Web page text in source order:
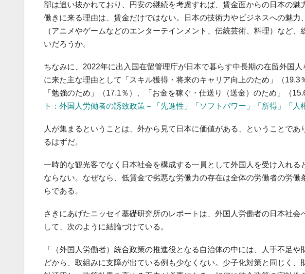
部は追い抜かれており、円安の継続を考慮すれば、賃金面からの日本の魅
働きに来る理由は、賃金だけではない。日本の技術力やビジネスへの魅力
（アニメやゲームなどのエンターテインメント、伝統芸術、料理）など
いだろうか。
ちなみに、2022年に出入国在留管理庁が日本で暮らす中長期の在留外国
に来た主な理由として「スキル獲得・将来のキャリア向上のため」（19.3
「勉強のため」（17.1％）、「お金を稼ぐ・仕送り（送金）のため」（
ト：外国人労働者の誘致政策－「先進性」「ソフトパワー」「所得」「人
人が集まるということは、外から見て日本に価値がある、ということで
るはずだ。
一時的な観光客でなく日本社会を構成する一員として外国人を受け入れ
ならない。なぜなら、低賃金で劣悪な労働力の存在は全体の労働者の労
らである。
さきにあげたニッセイ基礎研究所のレポートは、外国人労働者の日本社会
して、次のように結論づけている。
「（外国人労働者）統合政策の推進役となる自治体の中には、人手不足
どから、取組みに支障が出ている例も少なくない。少子化対策と同じく